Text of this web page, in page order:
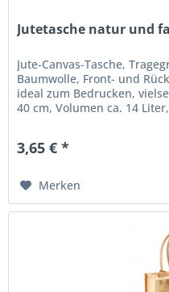
Jutetasche natur und
Jute-Canvas-Tasche,
Baumwolle, Front- und
ideal zum Bedrucken,
40 cm, Volumen ca. 14
3,65 € *
Merken